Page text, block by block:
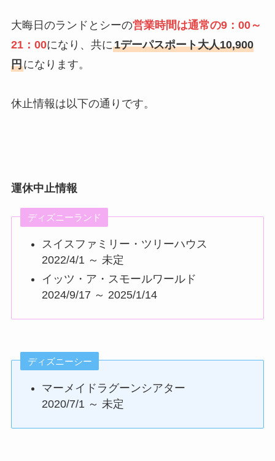
大晦日のランドとシーの営業時間は通常の9：00～
21：00になり、共に1デーパスポート大人10,900
円になります。
休止情報は以下の通りです。
運休中止情報
ディズニーランド
スイスファミリー・ツリーハウス
2022/4/1 ～ 未定
イッツ・ア・スモールワールド
2024/9/17 ～ 2025/1/14
ディズニーシー
マーメイドラグーンシアター
2020/7/1 ～ 未定